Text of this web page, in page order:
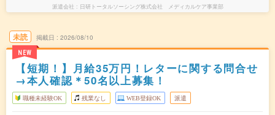
派遣会社 日研トータルソーシング株式会社 メディカルケア事業部
未読
NEW
掲載日 2026/08/10
【短期！】月給35万円！レターに関する問合せ
→本人確認＊50名以上募集！
職種未経験OK 残業なし WEB登録OK 派遣